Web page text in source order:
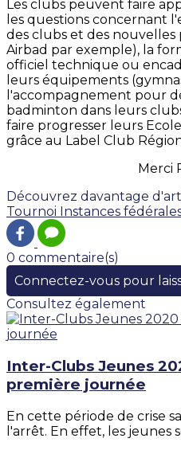
Les clubs peuvent faire
les questions concernant
des clubs et des nouvelles
Airbad par exemple), la
officiel technique ou
leurs équipements
l'accompagnement pour
badminton dans leurs
faire progresser leurs
grâce au Label Club
Merci
Découvrez davantage
Tournoi Instances
0 commentaire(s)
Connectez-vous pour
Consultez également
Inter-Clubs Jeunes
première journée
En cette période de crise
l'arrêt. En effet, les jeunes